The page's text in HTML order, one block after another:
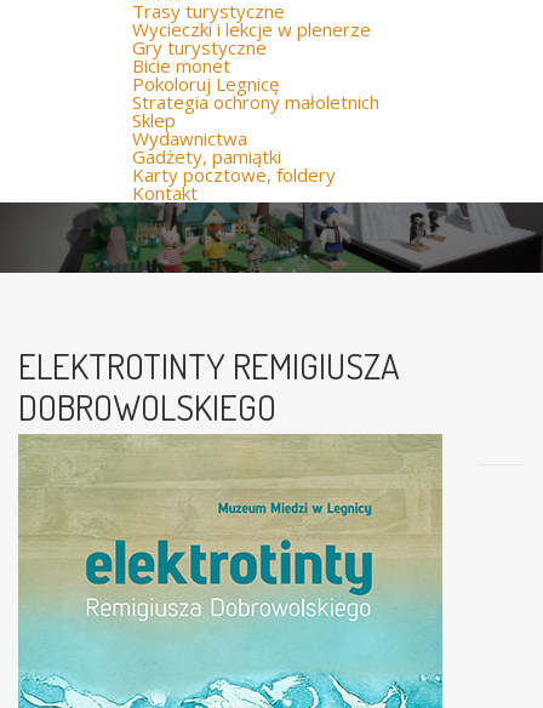
Trasy turystyczne
Wycieczki i lekcje w plenerze
Gry turystyczne
Bicie monet
Pokoloruj Legnicę
Strategia ochrony małoletnich
Sklep
Wydawnictwa
Gadżety, pamiątki
Karty pocztowe, foldery
Kontakt
ELEKTROTINTY REMIGIUSZA
DOBROWOLSKIEGO